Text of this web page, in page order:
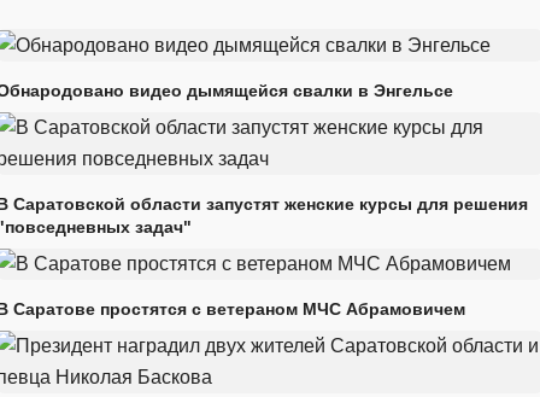
видео дымящейся свалки в Энгельсе
Саратовской области запустят женские курсы для решения
задач"
Саратове простятся с ветераном МЧС Абрамовичем